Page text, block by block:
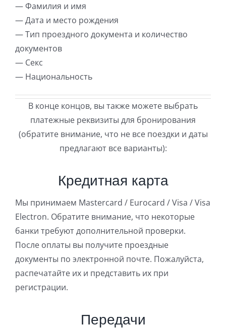
— Фамилия и имя
— Дата и место рождения
— Тип проездного документа и количество
документов
— Секс
— Национальность
В конце концов, вы также можете выбрать
платежные реквизиты для бронирования
(обратите внимание, что не все поездки и даты
предлагают все варианты):
Кредитная карта
Мы принимаем Mastercard / Eurocard / Visa / Visa
Electron. Обратите внимание, что некоторые
банки требуют дополнительной проверки.
После оплаты вы получите проездные
документы по электронной почте. Пожалуйста,
распечатайте их и представить их при
регистрации.
Передачи